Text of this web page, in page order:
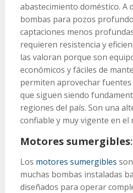
abastecimiento doméstico. A
bombas para pozos
captaciones menos
requieren resistencia y
las valoran porque son
económicos y fáciles de
permiten aprovechar
que siguen siendo
regiones del país. Son una
confiable y muy vigente en
Motores sumergibles:
Los motores sumergibles
muchas bombas instaladas
diseñados para operar